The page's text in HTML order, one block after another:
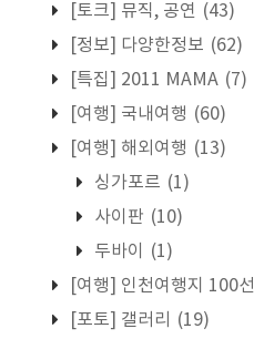
[토크] 뮤직, 공연 (43)
[정보] 다양한정보 (62)
[특집] 2011 MAMA (7)
[여행] 국내여행 (60)
[여행] 해외여행 (13)
싱가포르 (1)
사이판 (10)
두바이
(1)
[여행] 인천여행지 100선
[포토] 갤러리
(19)